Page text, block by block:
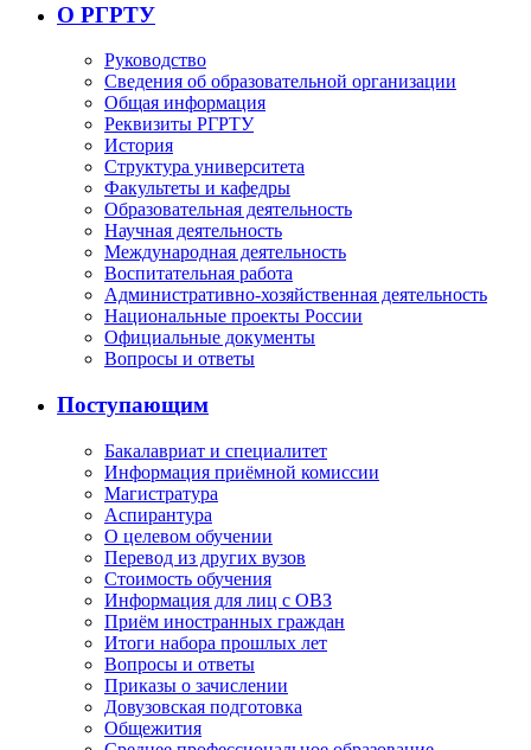
О РГРТУ
Руководство
Сведения об образовательной организации
Общая информация
Реквизиты РГРТУ
История
Структура университета
Факультеты и кафедры
Образовательная деятельность
Научная деятельность
Международная деятельность
Воспитательная работа
Административно-хозяйственная деятельность
Национальные проекты России
Официальные документы
Вопросы и ответы
Поступающим
Бакалавриат и специалитет
Информация приёмной комиссии
Магистратура
Аспирантура
О целевом обучении
Перевод из других вузов
Стоимость обучения
Информация для лиц с ОВЗ
Приём иностранных граждан
Итоги набора прошлых лет
Вопросы и ответы
Приказы о зачислении
Довузовская подготовка
Общежития